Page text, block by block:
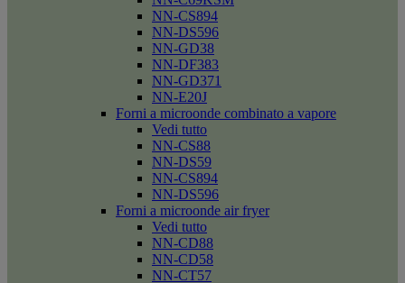
NN-CS894
NN-DS596
NN-GD38
NN-DF383
NN-GD371
NN-E20J
Forni a microonde combinato a vapore
Vedi tutto
NN-CS88
NN-DS59
NN-CS894
NN-DS596
Forni a microonde air fryer
Vedi tutto
NN-CD88
NN-CD58
NN-CT57